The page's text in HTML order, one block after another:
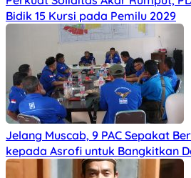
Bidik 15 Kursi pada Pemilu 2029
Jelang Muscab, 9 PAC Sepakat
kepada Asrofi untuk Bangkitkan